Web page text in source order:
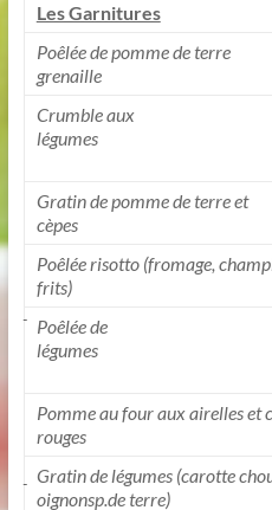
Les Garnitures
Poêlée de pomme de terre
Crumble aux
Gratin de pomme de terre et
Poêlée risotto (fromage,
Poêlée de
Pomme au four aux airelles et
Gratin de légumes (carotte
oignonsp.de